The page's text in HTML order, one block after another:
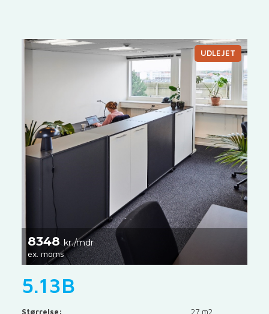
UDLEJET
8348 kr./mdr
ex. moms
5.13B
Størrelse: 27 m2